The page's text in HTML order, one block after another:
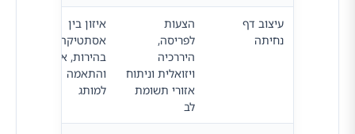
עיצוב דף
נחיתה
הצעות
לפריסה,
היררכיה
ויזואלית וניתוח
אזורי תשומת
לב
איזון בין
אסתטיקה,
בהירות, אמון
והתאמה
למותג